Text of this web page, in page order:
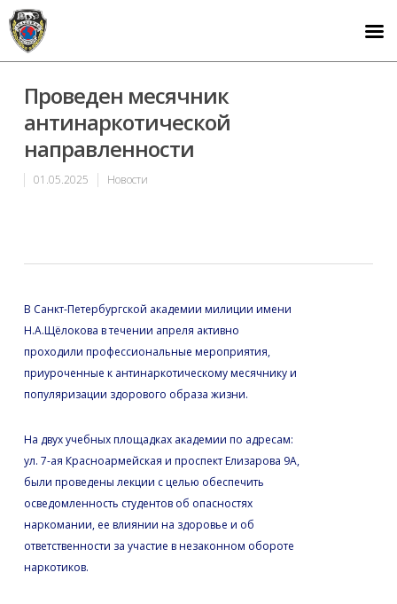
Проведен месячник
антинаркотической
направленности
01.05.2025 Новости
В Санкт-Петербургской академии милиции имени
Н.А.Щёлокова в течении апреля активно
проходили профессиональные мероприятия,
приуроченные к антинаркотическому месячнику и
популяризации здорового образа жизни.
На двух учебных площадках академии по адресам:
ул. 7-ая Красноармейская и проспект Елизарова 9А,
были проведены лекции с целью обеспечить
осведомленность студентов об опасностях
наркомании, ее влиянии на здоровье и об
ответственности за участие в незаконном обороте
наркотиков.